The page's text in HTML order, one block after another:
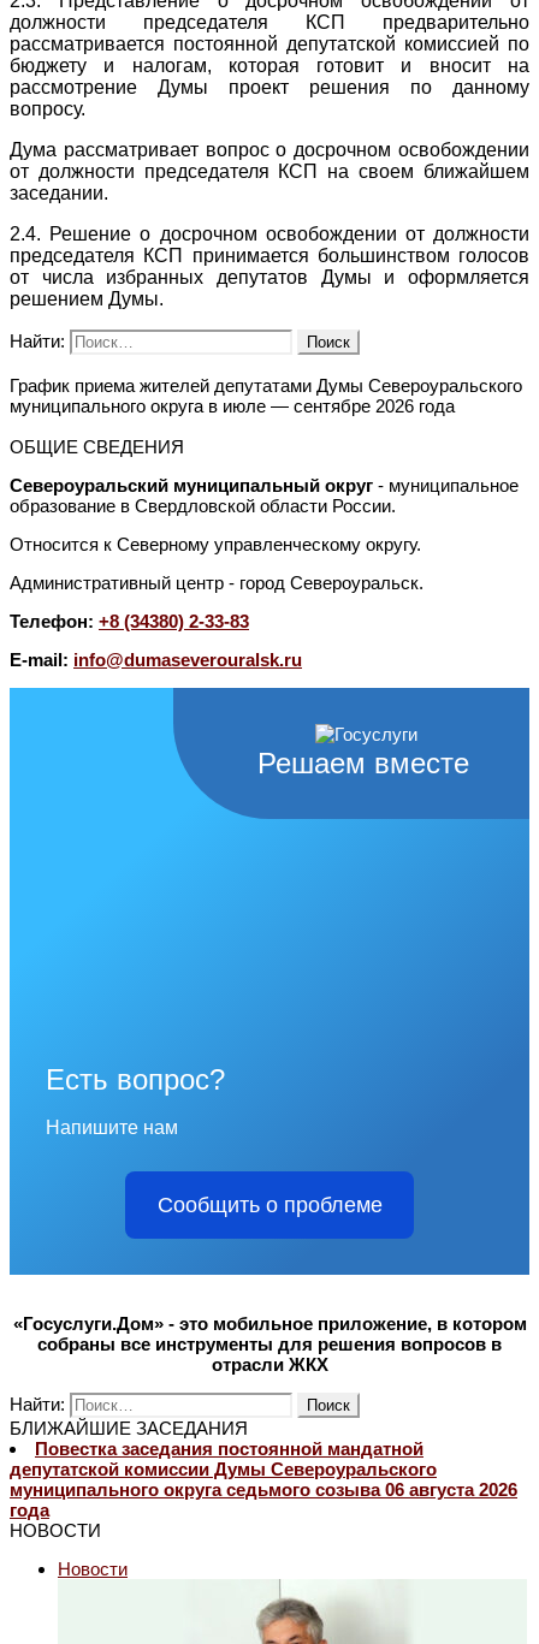
должности председателя КСП предварительно
рассматривается постоянной депутатской комиссией по
бюджету и налогам, которая готовит и вносит на
рассмотрение Думы проект решения по данному
вопросу.
Дума рассматривает вопрос о досрочном освобождении
от должности председателя КСП на своем ближайшем
заседании.
2.4. Решение о досрочном освобождении от должности
председателя КСП принимается большинством голосов
от числа избранных депутатов Думы и оформляется
решением Думы.
Найти:
График приема жителей депутатами Думы Североуральского
муниципального округа в июле — сентябре 2026 года
ОБЩИЕ СВЕДЕНИЯ
Североуральский муниципальный округ - муниципальное
образование в Свердловской области России.
Относится к Северному управленческому округу.
Административный центр - город Североуральск.
Телефон: +8 (34380) 2-33-83
E-mail: info@dumaseverouralsk.ru
Решаем вместе
Есть вопрос?
Напишите нам
Сообщить о проблеме
«Госуслуги.Дом» - это мобильное приложение, в котором
собраны все инструменты для решения вопросов в
отрасли ЖКХ
Найти:
БЛИЖАЙШИЕ ЗАСЕДАНИЯ
Повестка заседания постоянной мандатной
депутатской комиссии Думы Североуральского
муниципального округа седьмого созыва 06 августа 2026
года
НОВОСТИ
Новости